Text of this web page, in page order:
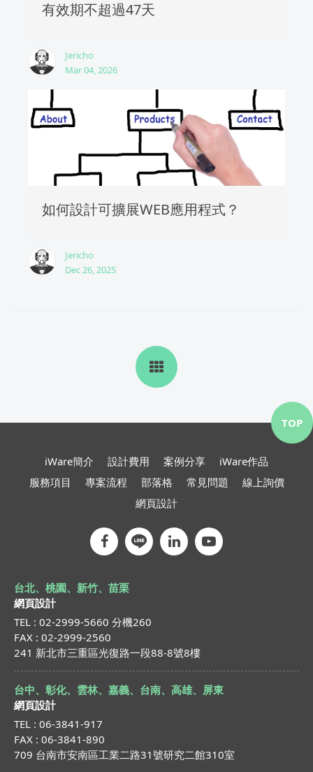
有效期不超過47天
Jericho
Mar 04, 2026
如何設計可擴展WEB應用程式？
Jericho
Dec 26, 2025
iWare簡介 設計費用 案例分享
iWare作品
服務項目
專案流程 部落格 常見問題
線上詢價
網頁設計
台北、桃園、新竹、苗栗
網頁設計
TEL : 02-2999-5660 分機260
FAX : 02-2999-2560
241 新北市三重區光復路一段88-8號8樓
台中、彰化、雲林、嘉義、台南、高雄、屏東
網頁設計
TEL : 06-3841-917
FAX : 06-3841-890
709 台南市安南區工業二路31號研究二館310室
TOP